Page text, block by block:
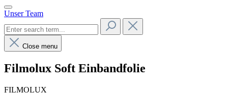
Unser Team
Close menu
Filmolux Soft Einbandfolie
FILMOLUX